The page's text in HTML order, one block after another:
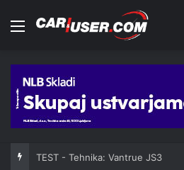
Meni
TEST - Tehnika: Vantrue JS3